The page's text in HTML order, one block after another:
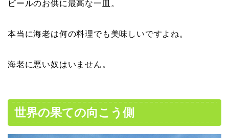
ビールのお供に最高な一皿。
本当に海老は何の料理でも美味しいですよね。
海老に悪い奴はいません。
世界の果ての向こう側